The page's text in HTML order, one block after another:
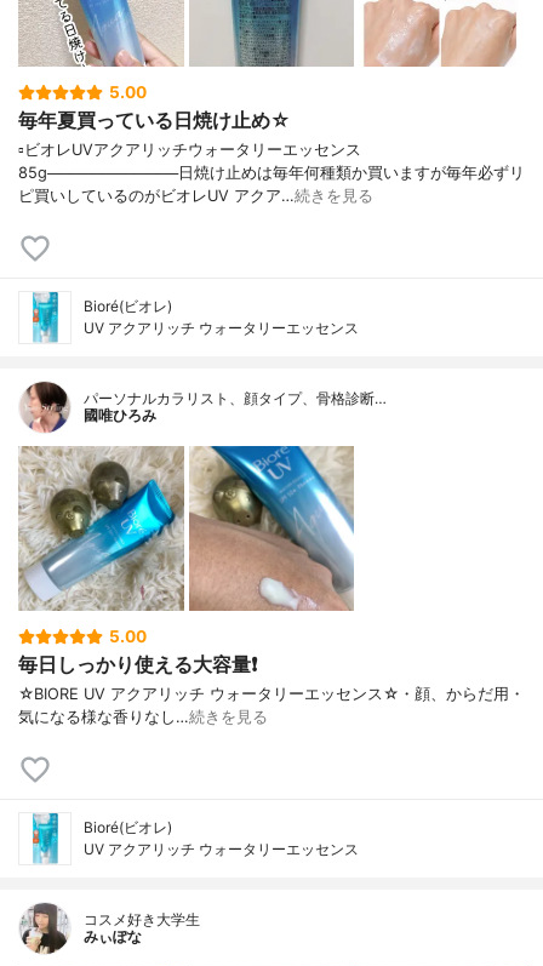
5.00
毎年夏買っている日焼け止め☆
▫️ビオレUVアクアリッチウォータリーエッセンス
85g────────────日焼け止めは毎年何種類か買いますが毎年必ずリ
ピ買いしているのがビオレUV アクア…続きを見る
Bioré(ビオレ)
UV アクアリッチ ウォータリーエッセンス
パーソナルカラリスト、顔タイプ、骨格診断…
國唯ひろみ
5.00
毎日しっかり使える大容量❗
☆BIORE UV アクアリッチ ウォータリーエッセンス☆・顔、からだ用・
気になる様な香りなし…続きを見る
Bioré(ビオレ)
UV アクアリッチ ウォータリーエッセンス
コスメ好き大学生
みぃぽな